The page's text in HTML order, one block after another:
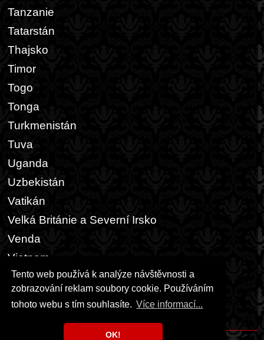
Tento web používá k analýze návštěvnosti a
zobrazování reklam soubory cookie. Používáním
tohoto webu s tím souhlasíte. Více informací...
OK!
Tanzanie
Tatarstán
Thajsko
Timor
Togo
Tonga
Turkmenistán
Tuva
Uganda
Uzbekistán
Vatikán
Velká Británie a Severní Irsko
Venda
Vietnam
Zair
Zambie